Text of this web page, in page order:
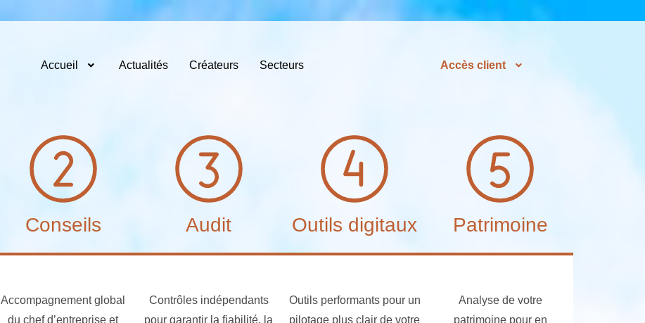
Accueil Actualités Créateurs Secteurs Accès client
Conseils
Accompagnement global
du chef d’entreprise et
Audit
Contrôles indépendants
pour garantir la fiabilité, la
Outils digitaux
Outils performants pour un
pilotage plus clair de votre
Patrimoine
Analyse de votre
patrimoine pour en